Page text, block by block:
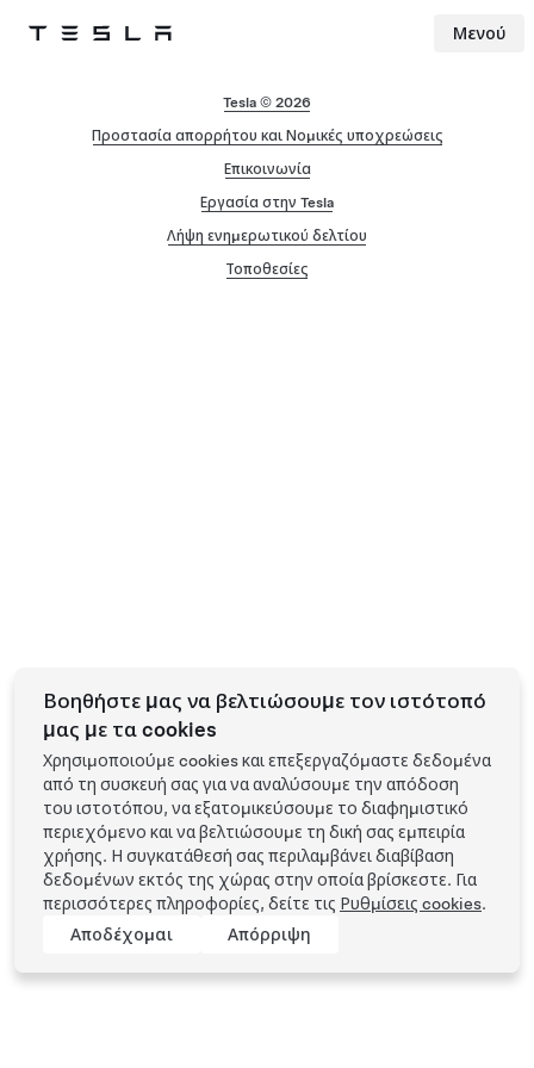
Tesla Μενού
Tesla © 2026
Προστασία απορρήτου και Νομικές υποχρεώσεις
Επικοινωνία
Εργασία στην Tesla
Λήψη ενημερωτικού δελτίου
Τοποθεσίες
Βοηθήστε μας να βελτιώσουμε τον ιστότοπό
μας με τα cookies
Χρησιμοποιούμε cookies και επεξεργαζόμαστε δεδομένα
από τη συσκευή σας για να αναλύσουμε την απόδοση
του ιστοτόπου, να εξατομικεύσουμε το διαφημιστικό
περιεχόμενο και να βελτιώσουμε τη δική σας εμπειρία
χρήσης. Η συγκατάθεσή σας περιλαμβάνει διαβίβαση
δεδομένων εκτός της χώρας στην οποία βρίσκεστε. Για
περισσότερες πληροφορίες, δείτε τις Ρυθμίσεις cookies.
Αποδέχομαι
Απόρριψη